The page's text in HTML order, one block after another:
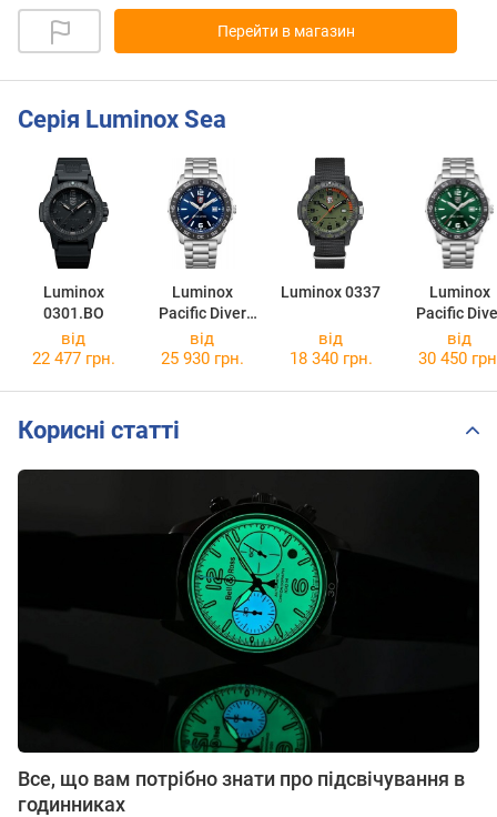
Перейти в магазин
Серія Luminox Sea
Luminox
0301.BO
Luminox
Pacific Diver
3123
Luminox 0337
Luminox
Pacific
3137
від
22 477 грн.
від
25 930 грн.
від
18 340 грн.
від
30 450
Корисні статті
Все, що вам потрібно знати про підсвічування в
годинниках